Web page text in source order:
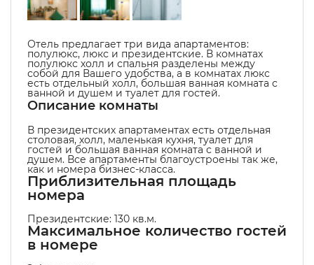
Отель предлагает три вида апартаментов:
полулюкс, люкс и президентские. В комнатах
полулюкс холл и спальня разделены между
собой для Вашего удобства, а в комнатах люкс
есть отдельный холл, большая ванная комната с
ванной и душем и туалет для гостей.
Описание комнаты
В президентских апартаментах есть отдельная
столовая, холл, маленькая кухня, туалет для
гостей и большая ванная комната с ванной и
душем. Все апартаменты благоустроены так же,
как и номера бизнес-класса.
Приблизительная площадь
номера
Президентские: 130 кв.м.
Максимальное количество гостей
в номере